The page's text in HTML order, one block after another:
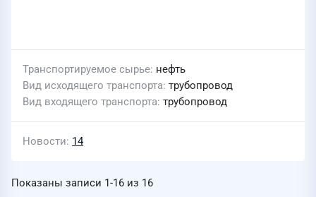
Транспортируемое сырье нефть
Вид исходящего транспорта трубопровод
Вид входящего транспорта трубопровод
Новости 14
Показаны записи 1-16 из 16